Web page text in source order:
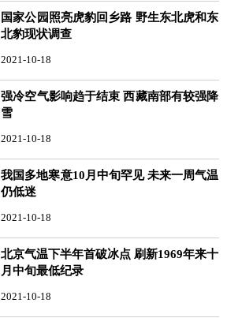
国家公园照亮虎豹回乡路 野生东北虎和东
北豹现状调查
2021-10-18
强冷空气影响趋于结束 西藏南部有较强降
雪
2021-10-18
我国多地寒意10月中旬罕见 未来一周气温
仍低迷
2021-10-18
北京气温下半年首破冰点 刷新1969年来十
月中旬最低纪录
2021-10-18